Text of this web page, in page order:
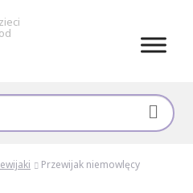
Przewijak niemowlęcy